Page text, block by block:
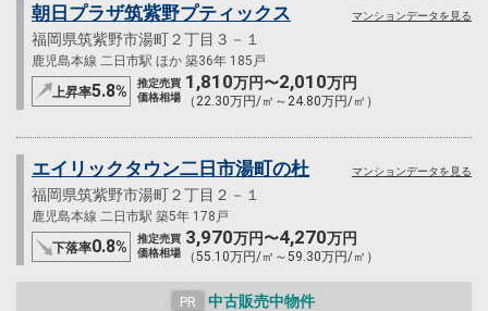
朝日プラザ筑紫野プティックス
福岡県筑紫野市湯町２丁目３－１
鹿児島本線 二日市駅 ほか 築36年 185戸
上昇率5.8%
推定売買
価格相場
1,810万円〜2,010万円
（22.30万円/㎡～24.80万円/㎡）
マンションデータを見る
エイリックタウン二日市湯町の杜
福岡県筑紫野市湯町２丁目２－１
鹿児島本線 二日市駅 築5年 178戸
下落率0.8%
推定売買
価格相場
3,970万円〜4,270万円
（55.10万円/㎡～59.30万円/㎡）
マンションデータを見る
PR 中古販売中物件